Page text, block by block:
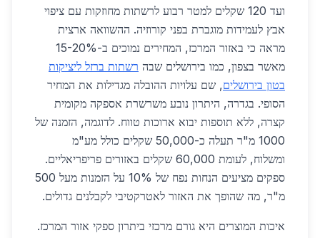
ועד 120 שקלים למטר רבוע לרשתות מחוזקות עם ציפוי
אבץ לעמידות מוגברת בפני קורוזיה. ההשוואה ארצית
מראה כי באזור המרכז, המחירים נמוכים ב-15-20%
מאשר בצפון, כמו בירושלים שבה רשתות ברזל ליציקות
בטון בירושלים, שם עלויות ההובלה מגדילות את המחיר
הסופי. בגדרה, היתרון נובע משרשרת אספקה מקומית
קצרה, ללא תוספות יבוא ארוכות טווח. לדוגמה, הזמנה של
1000 מ"ר תעלה כ-50,000 שקלים כולל מע"מ
ומשלוח, לעומת 60,000 שקלים באזורים פריפריאליים.
ספקים מציעים הנחות נפח של 10% על הזמנות מעל 500
מ"ר, מה שהופך את האזור לאטרקטיבי לקבלנים גדולים.
איכות המוצרים היא גורם מרכזי ביתרון ספקי אזור המרכז.